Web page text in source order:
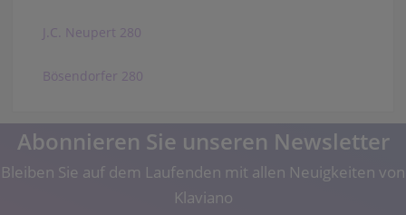
J.C. Neupert 280
Bösendorfer 280
Abonnieren Sie unseren Newsletter
Bleiben Sie auf dem Laufenden mit allen Neuigkeiten von
Klaviano